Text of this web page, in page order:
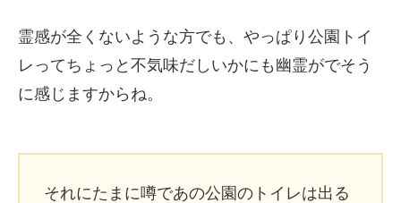
霊感が全くないような方でも、やっぱり公園トイ
レってちょっと不気味だしいかにも幽霊がでそう
に感じますからね。
それにたまに噂であの公園のトイレは出る